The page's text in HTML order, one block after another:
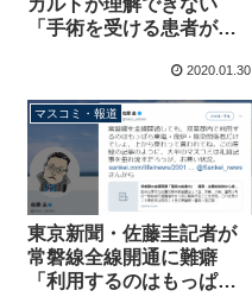
「手術を受ける患者が受
2020.01.30
マスコミ・報道
東京新聞・佐藤圭記者が
常磐線全線開通に難癖
「利用するのはもっぱら